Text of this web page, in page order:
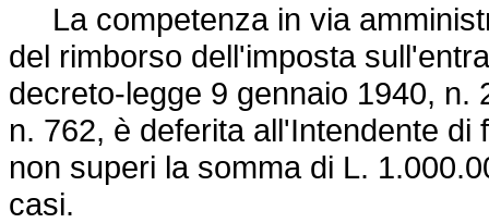
La competenza in via
del rimborso dell'imposta
decreto-legge 9 gennaio 1940, n.
n. 762, è deferita all'Intendente di
non superi la somma di L.
casi.